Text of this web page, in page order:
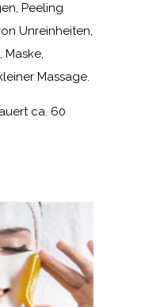
Peeling
Unreinheiten,
Massage.
ca. 60